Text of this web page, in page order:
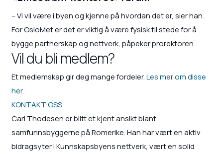
– Vi vil være i byen og kjenne på hvordan det er, sier han.
For OsloMet er det er viktig å være fysisk til stede for å
bygge partnerskap og nettverk, påpeker prorektoren.
Vil du bli medlem?
Et medlemskap gir deg mange fordeler.Les mer om disse
her.
KONTAKT OSS
Carl Thodesen er blitt et kjent ansikt blant
samfunnsbyggerne på Romerike. Han har vært en aktiv
bidragsyter i Kunnskapsbyens nettverk, vært en solid